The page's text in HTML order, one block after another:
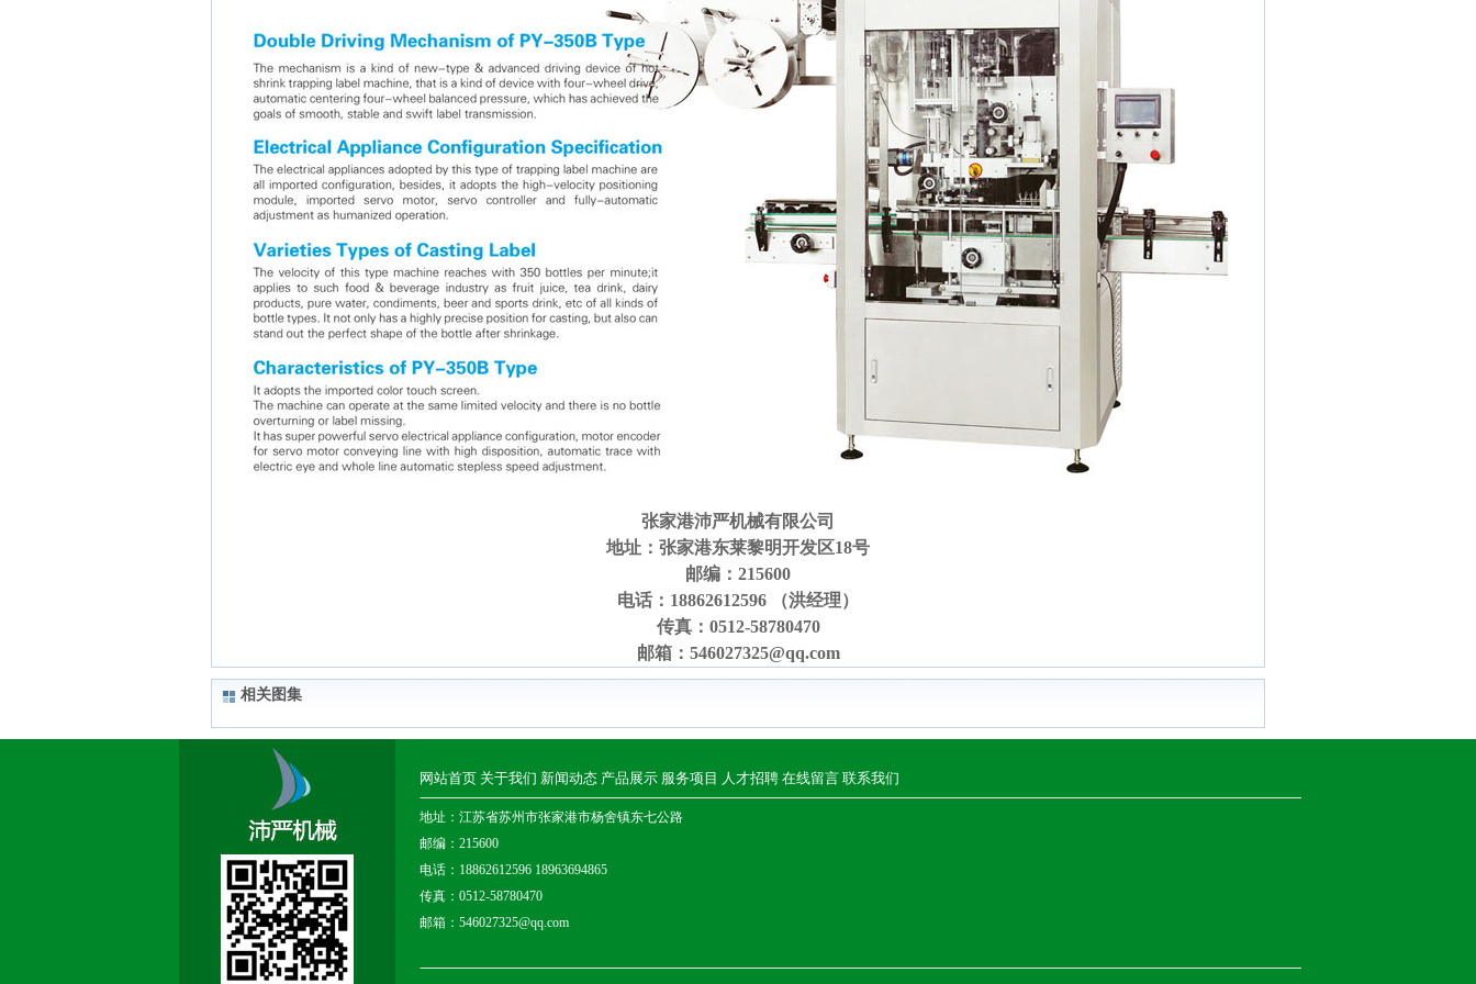
张家港沛严机械有限公司
地址：张家港东莱黎明开发区18号
邮编：215600
电话：18862612596 （洪经理）
传真：0512-58780470
邮箱：546027325@qq.com
相关图集
网站首页 关于我们 新闻动态 产品展示 服务项目 人才招聘 在线留言 联系我们
地址：江苏省苏州市张家港市杨舍镇东七公路
邮编：215600
电话：18862612596 18963694865
传真：0512-58780470
邮箱：546027325@qq.com